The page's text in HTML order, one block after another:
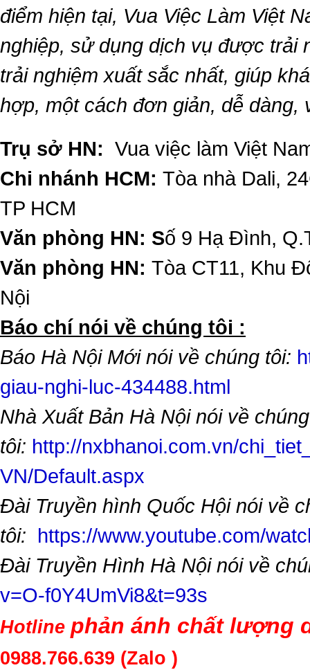
điểm hiện tại, Vua Việc Làm Việt
nghiệp, sử dụng dịch vụ được trải
trải nghiệm xuất sắc nhất, giúp
hợp, một cách đơn giản, dễ dàng,
Trụ sở HN: Vua việc làm Việt
Chi nhánh HCM: Tòa nhà Dali,
TP HCM
Văn phòng HN: Số 9 Hạ Đình,
Văn phòng HN: Tòa CT11, Khu
Nội
​Báo chí nói về chúng tôi :
Báo Hà Nội Mới nói về chúng tôi:
giau-nghi-luc-434488.html
Nhà Xuất Bản Hà Nội nói về chúng
tôi: http://nxbhanoi.com.vn/
VN/Default.aspx
Đài Truyền hình Quốc Hội nói về
tôi: https://www.youtube.com/
Đài Truyền Hình Hà Nội nói về
v=O-f0Y4UmVi8&t=93s
Hotline phản ánh chất lượng
0988.766.639 (Zalo )